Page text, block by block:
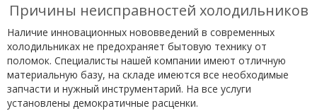
Причины неисправностей холодильников
Наличие инновационных нововведений в современных
холодильниках не предохраняет бытовую технику от
поломок. Специалисты нашей компании имеют отличную
материальную базу, на складе имеются все необходимые
запчасти и нужный инструментарий. На все услуги
установлены демократичные расценки.